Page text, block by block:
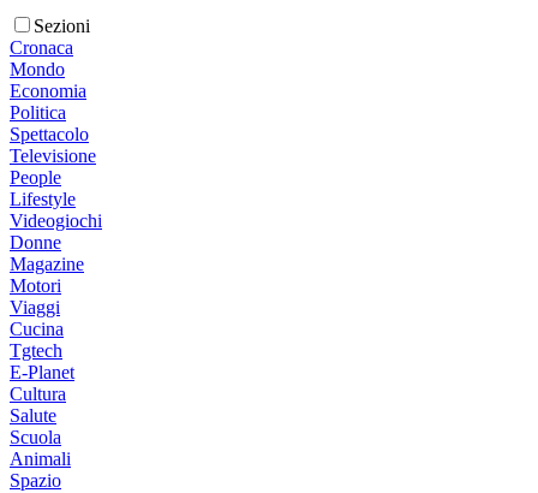
Sezioni
Cronaca
Mondo
Economia
Politica
Spettacolo
Televisione
People
Lifestyle
Videogiochi
Donne
Magazine
Motori
Viaggi
Cucina
Tgtech
E-Planet
Cultura
Salute
Scuola
Animali
Spazio